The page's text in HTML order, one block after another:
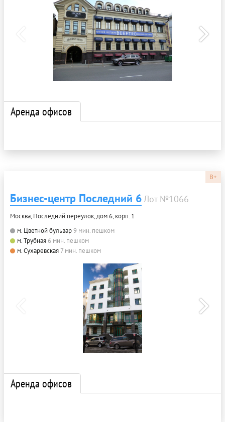
Аренда офисов
B+
Бизнес-центр Последний 6Лот №1066
Москва, Последний переулок, дом 6, корп. 1
м. Цветной бульвар9 мин. пешком
м. Трубная 6 мин. пешком
м. Сухаревская 7 мин. пешком
Аренда офисов